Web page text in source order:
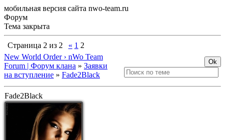
мобильная версия сайта nwo-team.ru
Форум
Тема закрыта
Страница 2 из 2 « 1 2
New World Order › nWo Team
Forum | Форум клана » Заявки
на вступление » Fade2Black
Fade2Black